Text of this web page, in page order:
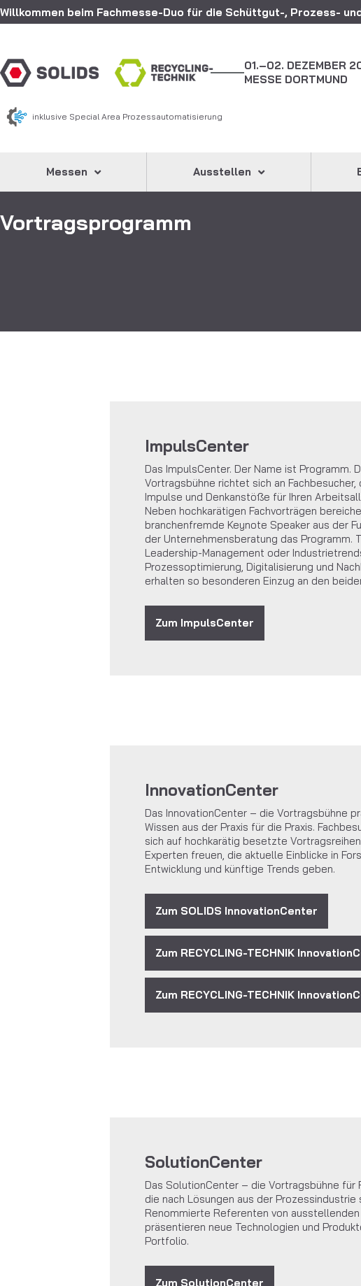
Willkommen beim Fachmesse-Duo für die Schüttgut-, Prozess-
01.–02. DEZEMBER
MESSE DORTMUND
inklusive Special Area Prozessautomatisierung
Messen Ausstellen
Vortragsprogramm
ImpulsCenter
Das ImpulsCenter. Der Name ist Programm.
Vortragsbühne richtet sich an Fachbesucher,
Impulse und Denkanstöße für Ihren
Neben hochkarätigen Fachvorträgen
branchenfremde Keynote Speaker aus der
der Unternehmensberatung das Programm.
Leadership-Management oder
Prozessoptimierung, Digitalisierung und
erhalten so besonderen Einzug an den
Zum ImpulsCenter
InnovationCenter
Das InnovationCenter – die Vortragsbühne
Wissen aus der Praxis für die Praxis.
sich auf hochkarätig besetzte
Experten freuen, die aktuelle Einblicke in
Entwicklung und künftige Trends geben.
Zum SOLIDS InnovationCenter
Zum RECYCLING-TECHNIK
Zum RECYCLING-TECHNIK
SolutionCenter
Das SolutionCenter – die Vortragsbühne für
die nach Lösungen aus der Prozessindustrie
Renommierte Referenten von
präsentieren neue Technologien und
Portfolio.
Zum SolutionCenter